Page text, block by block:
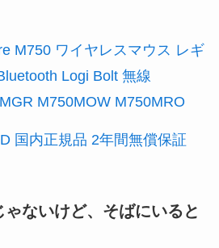
M750 ワイヤレスマウス レギ
Logi Bolt 無線
M750MOW M750MRO
国内正規品 2年間無償保証
ないけど、そばにいると